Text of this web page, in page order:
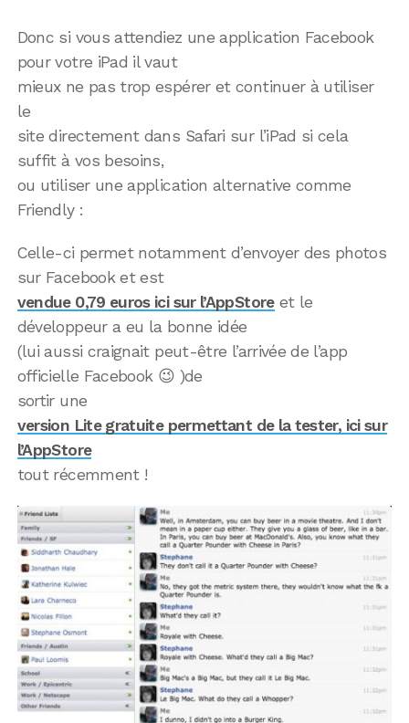
Donc si vous attendiez une application Facebook
pour votre iPad il vaut
mieux ne pas trop espérer et continuer à utiliser
le
site directement dans Safari sur l’iPad si cela
suffit à vos besoins,
ou utiliser une application alternative comme
Friendly :
Celle-ci permet notamment d’envoyer des photos
sur Facebook et est
vendue 0,79 euros ici sur l’AppStoreet le
développeur a eu la bonne idée
(lui aussi craignait peut-être l’arrivée de l’app
officielle Facebook 😉 )de
sortir une
version Lite gratuite permettant de la tester, ici sur
l’AppStore
tout récemment !